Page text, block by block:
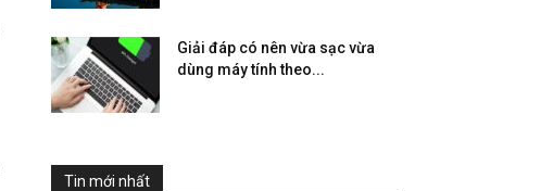
Giải đáp có nên vừa sạc vừa
dùng máy tính theo...
Tin mới nhất